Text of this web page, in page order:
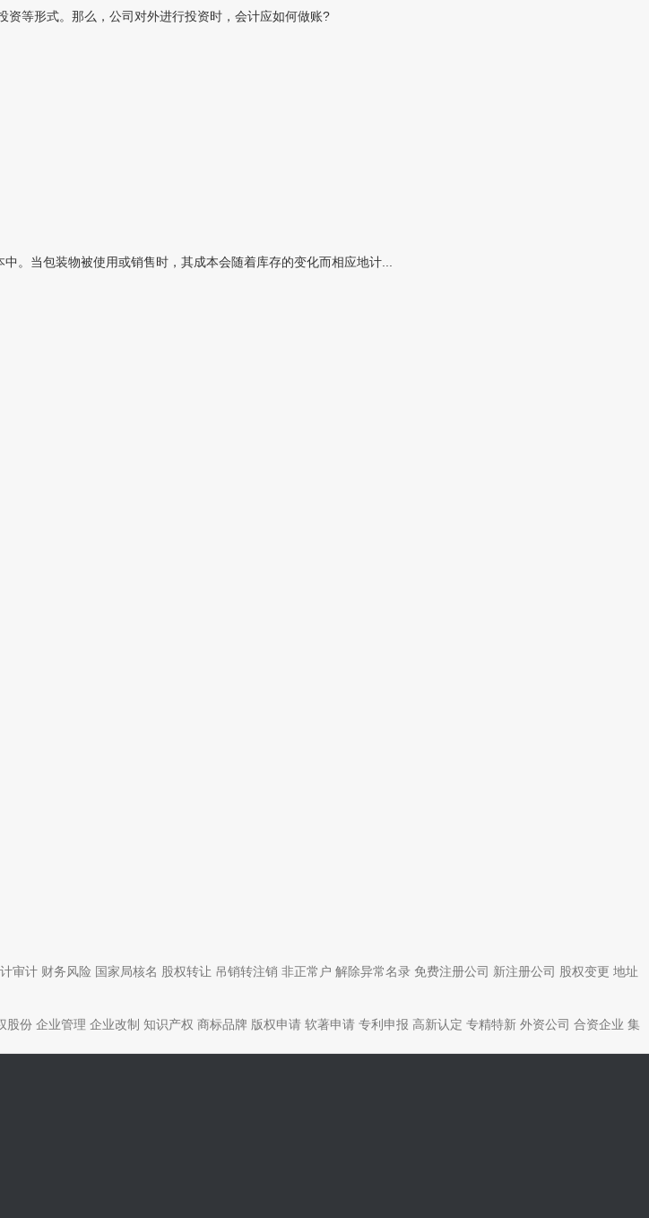
等形式。那么，公司对外进行投资时，会计应如何做账?
。当包装物被使用或销售时，其成本会随着库存的变化而相应地计...
审计 财务风险 国家局核名 股权转让 吊销转注销 非正常户 解除异常名录 免费注册公司 新注册公司 股权变更 地址
股份 企业管理 企业改制 知识产权 商标品牌 版权申请 软著申请 专利申报 高新认定 专精特新 外资公司 合资企业 集